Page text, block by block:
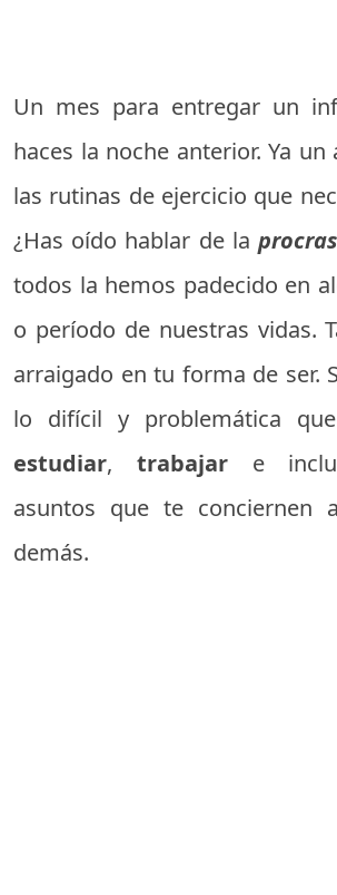
Un mes para entregar un
haces la noche anterior. Ya un
las rutinas de ejercicio que
¿Has oído hablar de la
todos la hemos padecido en
o período de nuestras vidas.
arraigado en tu forma de ser.
lo difícil y problemática
estudiar, trabajare
asuntos que te
demás.